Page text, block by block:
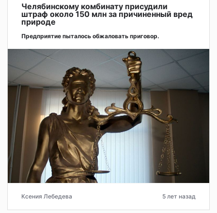
Челябинскому комбинату присудили
штраф около 150 млн за причиненный вред
природе
Предприятие пыталось обжаловать приговор.
Ксения Лебедева 5 лет назад